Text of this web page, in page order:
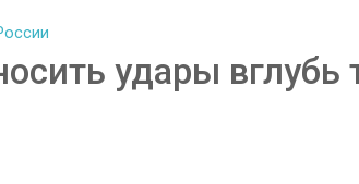
удары вглубь